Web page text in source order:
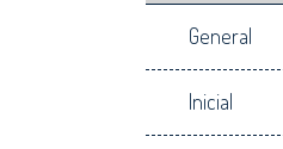
General
Inicial